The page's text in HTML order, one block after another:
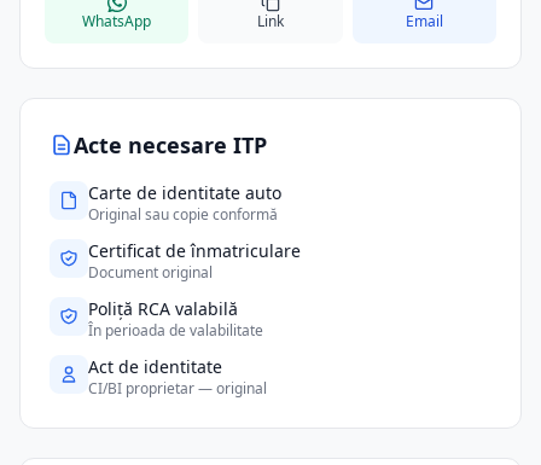
Acte necesare ITP
Carte de identitate auto
Original sau copie conformă
Certificat de înmatriculare
Document original
Poliță RCA valabilă
În perioada de valabilitate
Act de identitate
CI/BI proprietar — original
WhatsApp Link Email